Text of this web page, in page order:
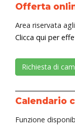
Offerta
Area riservata
Clicca qui per
Richiesta di
Calendario
Funzione